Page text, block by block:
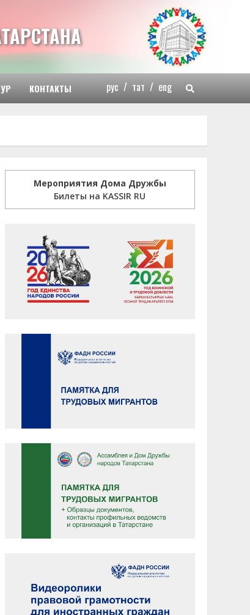
КОНТАКТЫ рус / тат / eng
Мероприятия Дома Дружбы
Билеты на KASSIR RU